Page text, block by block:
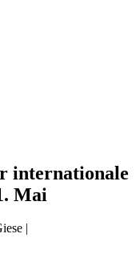
internationale
Mai